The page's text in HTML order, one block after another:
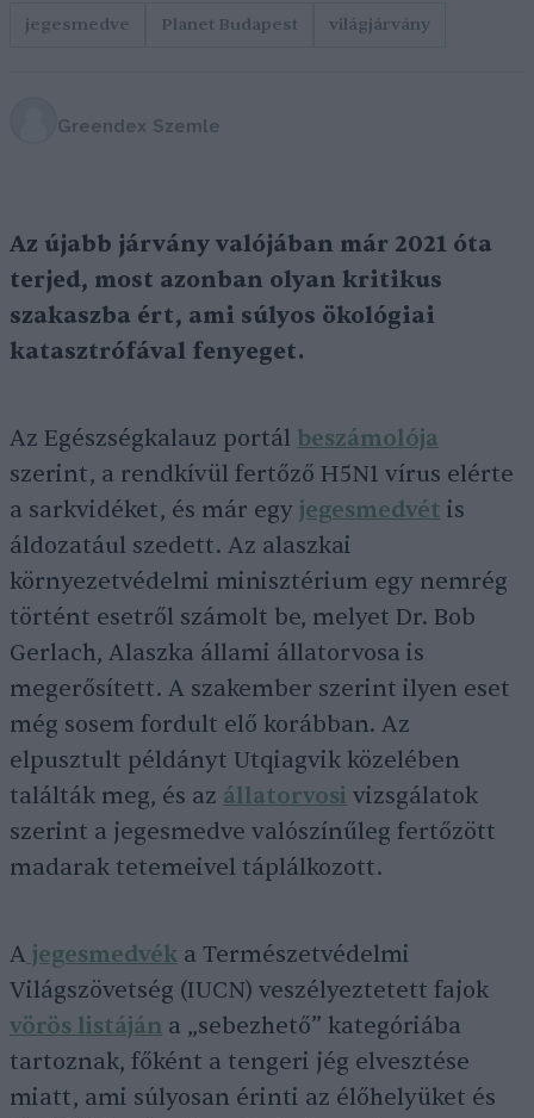
jegesmedve Planet Budapest világjárvány
Greendex Szemle
Az újabb járvány valójában már 2021 óta
terjed, most azonban olyan kritikus
szakaszba ért, ami súlyos ökológiai
katasztrófával fenyeget.
Az Egészségkalauz portál beszámolója
szerint, a rendkívül fertőző H5N1 vírus elérte
a sarkvidéket, és már egy jegesmedvét is
áldozatául szedett. Az alaszkai
környezetvédelmi minisztérium egy nemrég
történt esetről számolt be, melyet Dr. Bob
Gerlach, Alaszka állami állatorvosa is
megerősített. A szakember szerint ilyen eset
még sosem fordult elő korábban. Az
elpusztult példányt Utqiagvik közelében
találták meg, és az állatorvosi vizsgálatok
szerint a jegesmedve valószínűleg fertőzött
madarak tetemeivel táplálkozott.
A jegesmedvék a Természetvédelmi
Világszövetség (IUCN) veszélyeztetett fajok
vörös listáján a „sebezhető” kategóriába
tartoznak, főként a tengeri jég elvesztése
miatt, ami súlyosan érinti az élőhelyüket és